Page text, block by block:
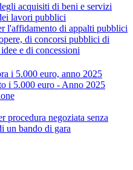
acquisiti di beni e servizi
lavori pubblici
l'affidamento di appalti pubblici
di concorsi pubblici di
e di concessioni
i 5.000 euro, anno 2025
i 5.000 euro - Anno 2025
procedura negoziata senza
un bando di gara